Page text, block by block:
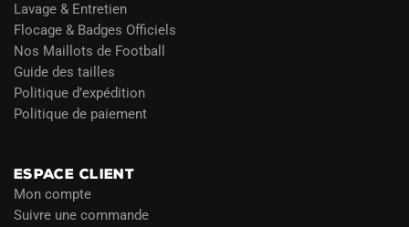
Lavage & Entretien
Flocage & Badges Officiels
Nos Maillots de Football
Guide des tailles
Politique d’expédition
Politique de paiement
ESPACE CLIENT
Mon compte
Suivre une commande